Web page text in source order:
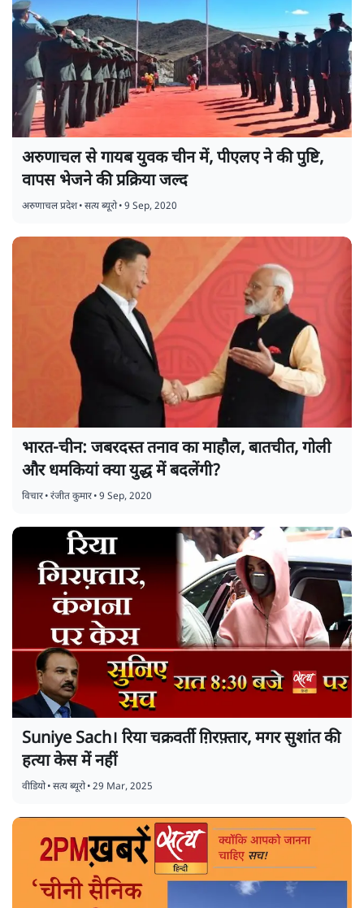
अरुणाचल से गायब युवक चीन में, पीएलए ने की पुष्टि,
वापस भेजने की प्रक्रिया जल्द
अरुणाचल प्रदेश•सत्य ब्यूरो•9 Sep, 2020
भारत-चीन: जबरदस्त तनाव का माहौल, बातचीत, गोली
और धमकियां क्या युद्ध में बदलेंगी?
विचार•रंजीत कुमार•9 Sep, 2020
Suniye Sach। रिया चक्रवर्ती ग़िरफ़्तार, मगर सुशांत की
हत्या केस में नहीं
वीडियो•सत्य ब्यूरो•29 Mar, 2025